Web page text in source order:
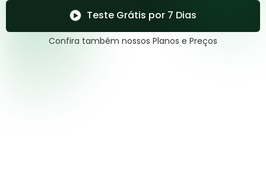
Teste Grátis por 7 Dias
Confira também nossos Planos e Preços